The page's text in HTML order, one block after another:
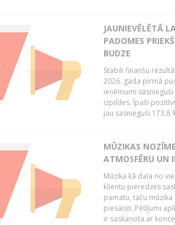
JAUNIEVĒLĒTĀ
PADOMES
BUDZE
Stabili finanšu
2026. gada pirmā
ieņēmumi
izpildes. Īpaši
jau sasnieguši 173,8
MŪZIKAS
ATMOSFĒRU UN
Mūzika kā daļa no
klientu pieredzes
pamatu, taču
piesaisti. Pētījumi
ir saskaņota ar